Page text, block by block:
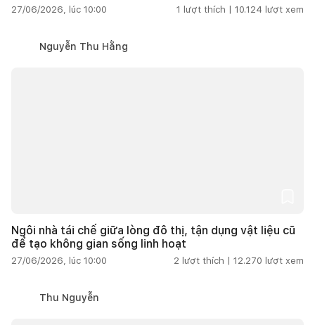
27/06/2026, lúc 10:00 1 lượt thích | 10.124 lượt xem
Nguyễn Thu Hằng
Ngôi nhà tái chế giữa lòng đô thị, tận dụng vật liệu cũ
để tạo không gian sống linh hoạt
27/06/2026, lúc 10:00 2 lượt thích | 12.270 lượt xem
Thu Nguyễn